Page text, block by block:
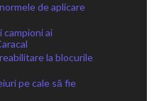
de aplicare
campioni ai
la blocurile
pe cale să fie